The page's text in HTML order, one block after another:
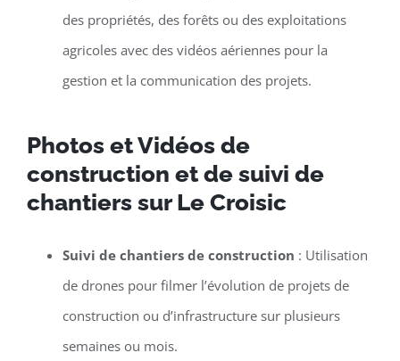
des propriétés, des forêts ou des exploitations
agricoles avec des vidéos aériennes pour la
gestion et la communication des projets.
Photos et Vidéos de
construction et de suivi de
chantiers sur Le Croisic
Suivi de chantiers de construction : Utilisation
de drones pour filmer l’évolution de projets de
construction ou d’infrastructure sur plusieurs
semaines ou mois.